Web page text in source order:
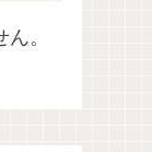
。